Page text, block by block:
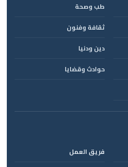
طب وصحة
ثقافة وفنون
دين ودنيا
حوادث وقضايا
فريق العمل